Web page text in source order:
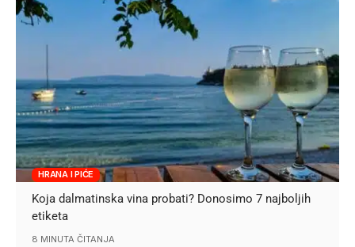
HRANA I PIĆE
Koja dalmatinska vina probati? Donosimo 7 najboljih
etiketa
8 MINUTA ČITANJA